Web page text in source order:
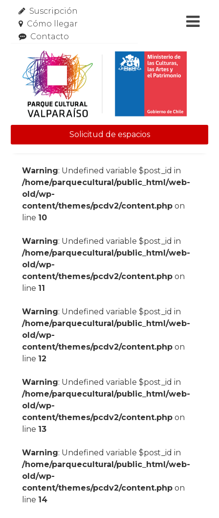
Suscripción
Cómo llegar
Contacto
Solicitud de espacios
Warning: Undefined variable $post_id in
/home/parquecultural/public_html/web-
old/wp-
content/themes/pcdv2/content.phpon
line 10
Warning: Undefined variable $post_id in
/home/parquecultural/public_html/web-
old/wp-
content/themes/pcdv2/content.phpon
line 11
Warning: Undefined variable $post_id in
/home/parquecultural/public_html/web-
old/wp-
content/themes/pcdv2/content.phpon
line 12
Warning: Undefined variable $post_id in
/home/parquecultural/public_html/web-
old/wp-
content/themes/pcdv2/content.phpon
line 13
Warning: Undefined variable $post_id in
/home/parquecultural/public_html/web-
old/wp-
content/themes/pcdv2/content.phpon
line 14